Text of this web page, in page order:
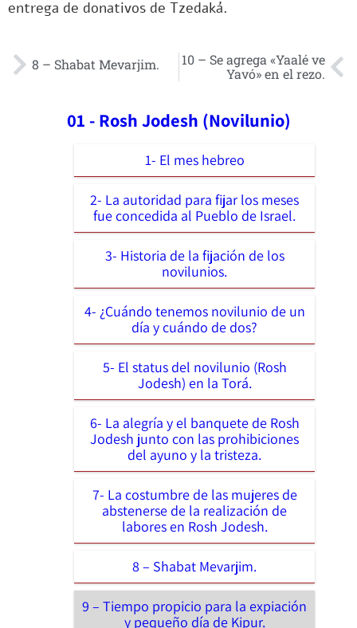
entrega de donativos de Tzedaká.
8 – Shabat Mevarjim.
10 – Se agrega «Yaalé ve
Yavó» en el rezo.
01 - Rosh Jodesh (Novilunio)
1- El mes hebreo
2- La autoridad para fijar los meses
fue concedida al Pueblo de Israel.
3- Historia de la fijación de los
novilunios.
4- ¿Cuándo tenemos novilunio de un
día y cuándo de dos?
5- El status del novilunio (Rosh
Jodesh) en la Torá.
6- La alegría y el banquete de Rosh
Jodesh junto con las prohibiciones
del ayuno y la tristeza.
7- La costumbre de las mujeres de
abstenerse de la realización de
labores en Rosh Jodesh.
8 – Shabat Mevarjim.
9 – Tiempo propicio para la expiación
y pequeño día de Kipur.